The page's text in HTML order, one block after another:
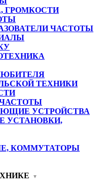
ГРОМКОСТИ
ЧАСТОТЫ
ТЕХНИКИ
УСТРОЙСТВА
УСТАНОВКИ,
КОММУТАТОРЫ
▼